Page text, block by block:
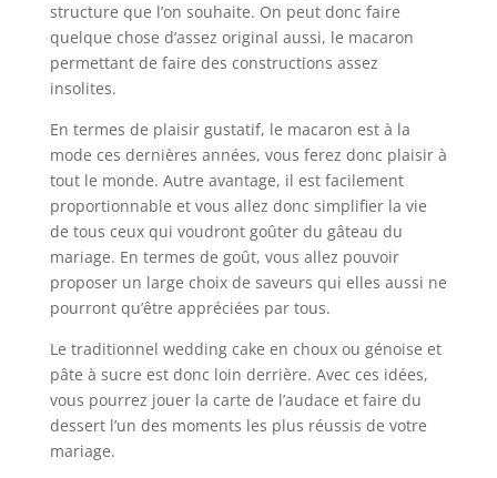
structure que l’on souhaite. On peut donc faire
quelque chose d’assez original aussi, le macaron
permettant de faire des constructions assez
insolites.
En termes de plaisir gustatif, le macaron est à la
mode ces dernières années, vous ferez donc plaisir à
tout le monde. Autre avantage, il est facilement
proportionnable et vous allez donc simplifier la vie
de tous ceux qui voudront goûter du gâteau du
mariage. En termes de goût, vous allez pouvoir
proposer un large choix de saveurs qui elles aussi ne
pourront qu’être appréciées par tous.
Le traditionnel wedding cake en choux ou génoise et
pâte à sucre est donc loin derrière. Avec ces idées,
vous pourrez jouer la carte de l’audace et faire du
dessert l’un des moments les plus réussis de votre
mariage.